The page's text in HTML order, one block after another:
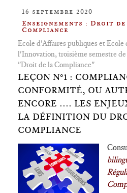
16 septembre 2020
Enseignements : Droit
Compliance
Ecole d'Affaires publiques et Ecole
l'Innovation, troisième semestre
"Droit de la Compliance"
LEÇON N°1 :
CONFORMITÉ, OU
ENCORE .... LES
LA DÉFINITION DU
COMPLIANCE